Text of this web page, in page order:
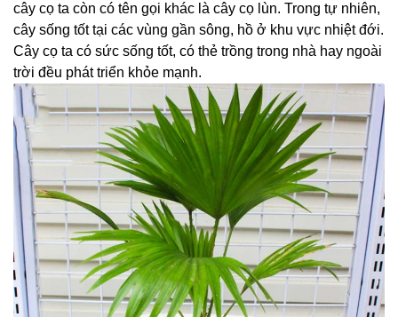
cây cọ ta còn có tên gọi khác là cây cọ lùn. Trong tự nhiên,
cây sống tốt tại các vùng gần sông, hồ ở khu vực nhiệt đới.
Cây cọ ta có sức sống tốt, có thẻ trồng trong nhà hay ngoài
trời đều phát triển khỏe mạnh.